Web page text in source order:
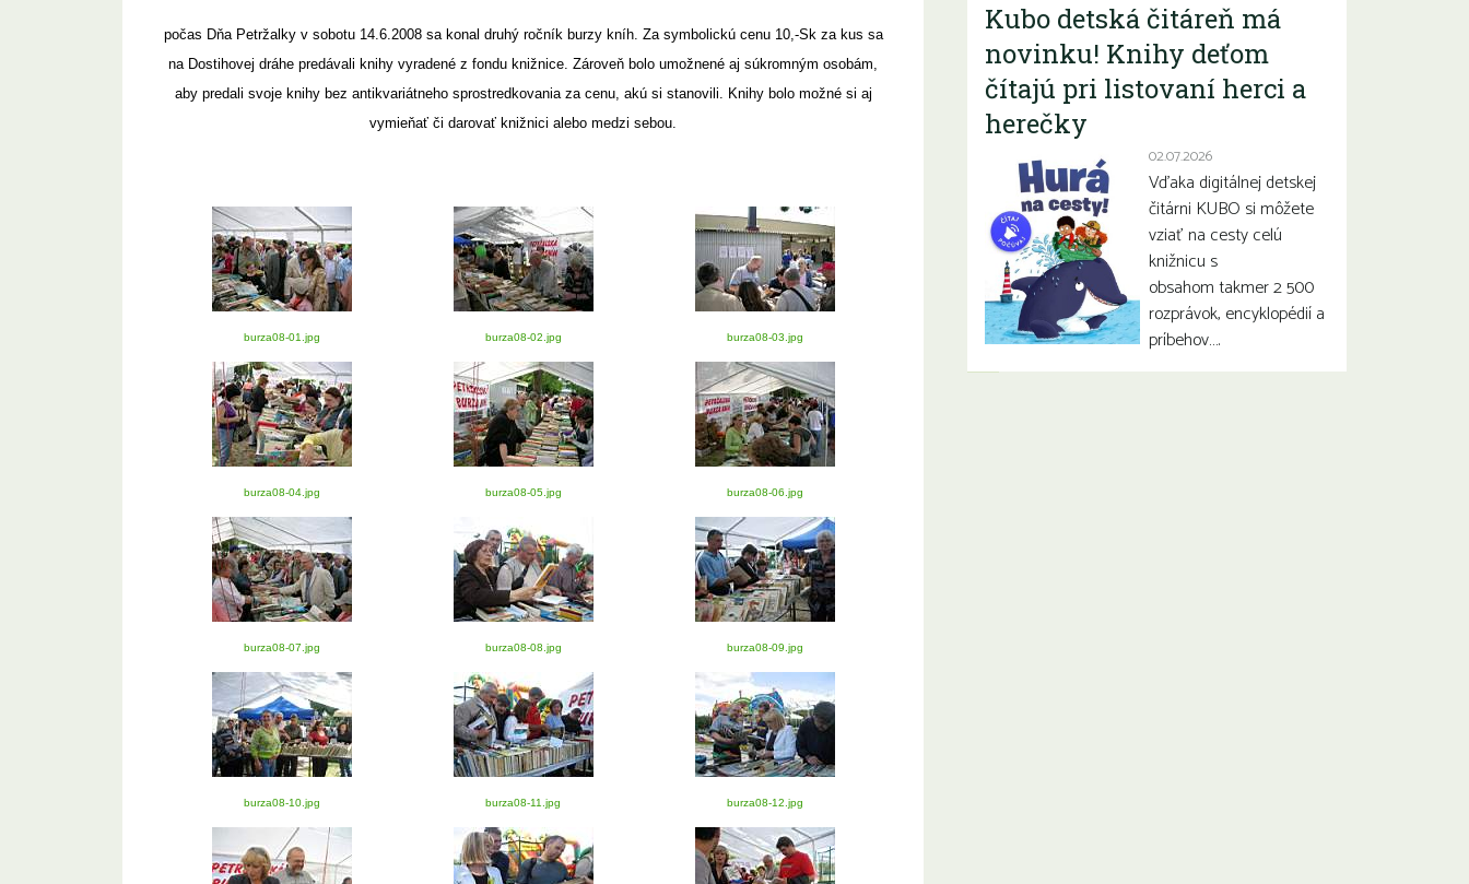
počas Dňa Petržalky v sobotu 14.6.2008 sa konal druhý ročník burzy kníh. Za symbolickú cenu 10,-Sk za kus sa
na Dostihovej dráhe predávali knihy vyradené z fondu knižnice. Zároveň bolo umožnené aj súkromným osobám,
aby predali svoje knihy bez antikvariátneho sprostredkovania za cenu, akú si stanovili. Knihy bolo možné si aj
vymieňať či darovať knižnici alebo medzi sebou.
burza08-01.jpg burza08-02.jpg burza08-03.jpg
burza08-04.jpg burza08-05.jpg burza08-06.jpg
burza08-07.jpg burza08-08.jpg burza08-09.jpg
burza08-10.jpg burza08-11.jpg burza08-12.jpg
Kubo detská čitáreň má
novinku! Knihy deťom
čítajú pri listovaní herci a
herečky
02.07.2026
Vďaka digitálnej detskej
čitárni KUBO si môžete
vziať na cesty celú
knižnicu s
obsahom takmer 2 500
rozprávok, encyklopédií a
príbehov….